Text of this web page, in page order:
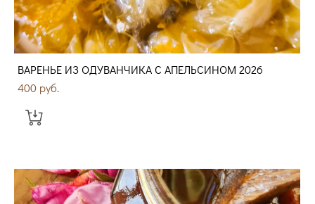
ВАРЕНЬЕ ИЗ ОДУВАНЧИКА С АПЕЛЬСИНОМ 2026
400 pуб.